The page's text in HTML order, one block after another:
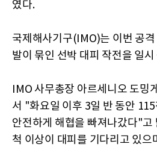
였다.
국제해사기구(IMO)는 이번 공격
발이 묶인 선박 대피 작전을 일
IMO 사무총장 아르세니오 도밍
서 "화요일 이후 3일 반 동안
안전하게 해협을 빠져나갔다"고
척 이상이 대피를 기다리고 있